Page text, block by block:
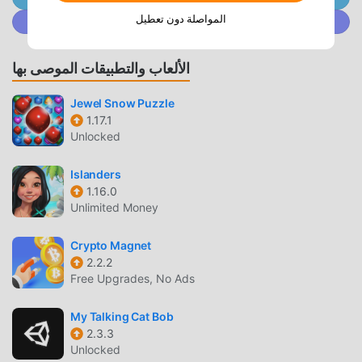
آمن 100٪ ومتاح ومجاني للتثبيت. فقط قم بتنزيل عميل moddroid ،
يمكنك تنزيل وتثبيت Fashion Drama 2.2.3 بنقرة واحدة. ماذا تنتظر
Fashion Drama باعتبارها لعبة شائعة casual ، ساعدته طريقة
اللعب الفريدة في كسب عدد كبير من المعجبين حول العالم. على
عكس الألعاب التقليدية casual ، في Fashion Drama ، ما عليك
سوى متابعة البرنامج التعليمي للمبتدئين ، بحيث يمكنك بسهولة بدء
اللعبة بأكملها والاستمتاع بالبهجة التي توفرها فئة الألعاب الكلاسيكية
casual الألعاب Fashion Drama 2.2.3. في الوقت نفسه ، قامت
moddroid ببناء منصة خاصة لعشاق الألعاب casual ، مما يتيح لك
التواصل والمشاركة مع جميع عشاق الألعاب casual من جميع أنحاء
العالم ، ماذا تنتظر ، انضم إلى moddroid و استمتع بلعبة casual مع
الألعاب والتطبيقات الموصى بها
Jewel Snow Puzzle
1.17.1
Unlocked
Islanders
1.16.0
Unlimited Money
Crypto Magnet
2.2.2
Free Upgrades, No Ads
My Talking Cat Bob
2.3.3
Unlocked
المواصلة دون تعطيل